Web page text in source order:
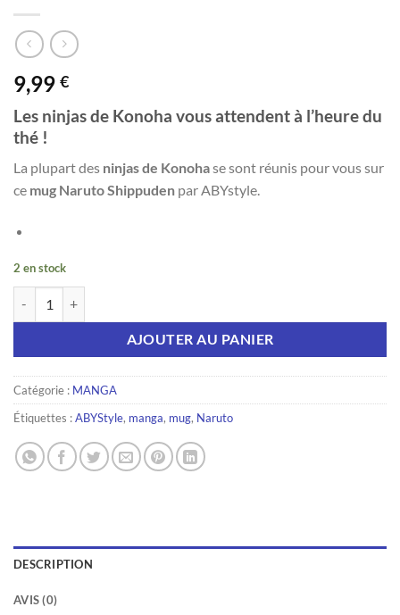
9,99 €
Les ninjas de Konoha vous attendent à l’heure du
thé !
La plupart des ninjas de Konohase sont réunis pour vous sur
ce mug Naruto Shippuden par ABYstyle.
2 en stock
AJOUTER AU PANIER
Catégorie : MANGA
Étiquettes :ABYStyle, manga, mug, Naruto
DESCRIPTION
AVIS (0)